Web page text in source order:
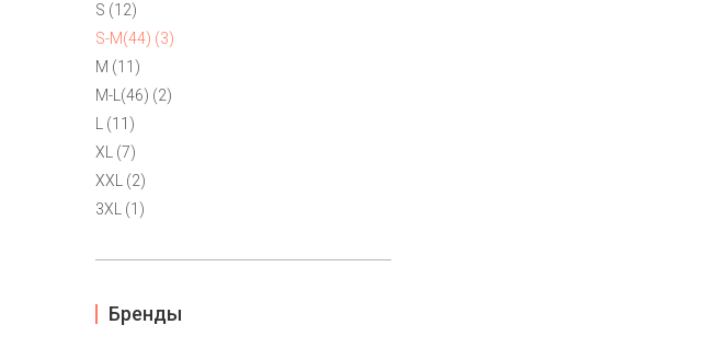
S (12)
S-M(44) (3)
M (11)
M-L(46) (2)
L (11)
XL (7)
XXL (2)
3XL (1)
Бренды